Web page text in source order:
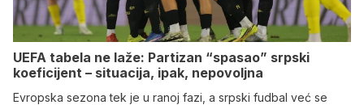
UEFA tabela ne laže: Partizan “spasao” srpski
koeficijent – situacija, ipak, nepovoljna
Evropska sezona tek je u ranoj fazi, a srpski fudbal već se